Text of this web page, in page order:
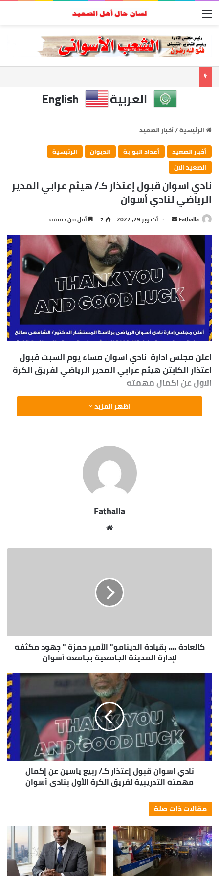
العربية English
الرئيسية/أخبار الصعيد
أخبار الصعيد
أعداد البوابة الديوان
الرئيسية
الصعيد الان
نادي اسوان قبول إعتذار كـ/ هيثم عرابي المدير
الرياضي لنادي أسوان
Fathalla
ل
ر
ي
د
إ
ل
ت
ر
و
ن
ا
أكتوبر 29, 2022 7 أقل من دقيقة
اعلن مجلس ادارة نادي اسوان مساء يوم السبت قبول
اعتذار الكابتن هيثم عرابي المدير الرياضي لفريق الكرة
الاول عن اكمال مهمته
اظهر المزيد
Fathalla
الوي
كالعادة .... بقيادة الدينامو" الأمير حمزة " جهود مكثفه
لإدارة المدينة الجامعية بجامعه أسوان
نادي اسوان قبول إعتذار كـ/ ربيع ياسين عن إكمال
مهمته التدريبية لفريق الكرة الأول بنادي أسوان
مقالات ذات صلة